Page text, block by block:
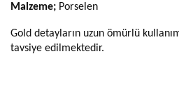
Malzeme; Porselen
Gold detayların uzun ömürlü
tavsiye edilmektedir.